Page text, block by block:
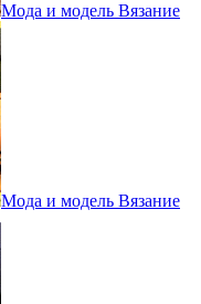
Мода и модель Вязание
Мода и модель Вязание